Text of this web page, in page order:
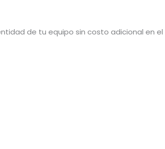
de tu equipo sin costo adicional en el